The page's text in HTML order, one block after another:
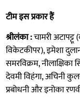
टीम इस प्रकार हैं
श्रीलंका :चामरी
विकेटकीपर), इमेशा
समरविक्रम, नीलाक्षिका
देवमी विहंगा, अचिनी
प्रबोधनी और इनोका